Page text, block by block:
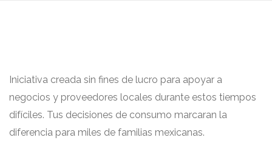
Iniciativa creada sin fines de lucro para apoyar a
negocios y proveedores locales durante estos tiempos
difíciles. Tus decisiones de consumo marcaran la
diferencia para miles de familias mexicanas.